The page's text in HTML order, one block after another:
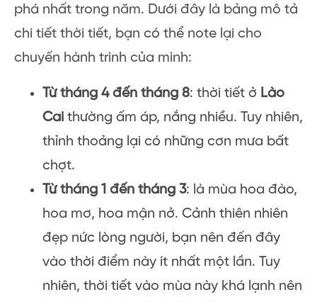
phá nhất trong năm. Dưới đây là bảng mô tả
chi tiết thời tiết, bạn có thể note lại cho
chuyến hành trình của mình:
Từ tháng 4 đến tháng 8: thời tiết ở Lào
Cai thường ấm áp, nắng nhiều. Tuy nhiên,
thỉnh thoảng lại có những cơn mưa bất
chợt.
Từ tháng 1 đến tháng 3: là mùa hoa đào,
hoa mơ, hoa mận nở. Cảnh thiên nhiên
đẹp nức lòng người, bạn nên đến đây
vào thời điểm này ít nhất một lần. Tuy
nhiên, thời tiết vào mùa này khá lạnh nên